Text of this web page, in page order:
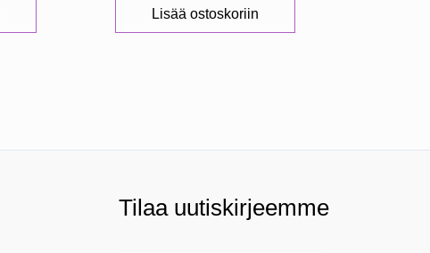
Lisää ostoskoriin
Tilaa uutiskirjeemme